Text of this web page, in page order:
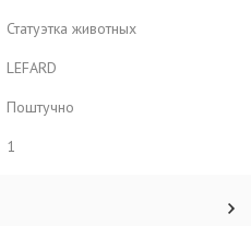
Статуэтка животных
LEFARD
Поштучно
1